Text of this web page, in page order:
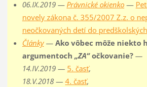
06.IX.2019 — Právnické okienko—
novely zákona č. 355/2007 Z.z. o
neočkovaných detí do
Články— Ako vôbec môže niekto
argumentoch „ZA“očkovanie?—
14.IV.2019— 5. časť,
18.V.2018— 4. časť,